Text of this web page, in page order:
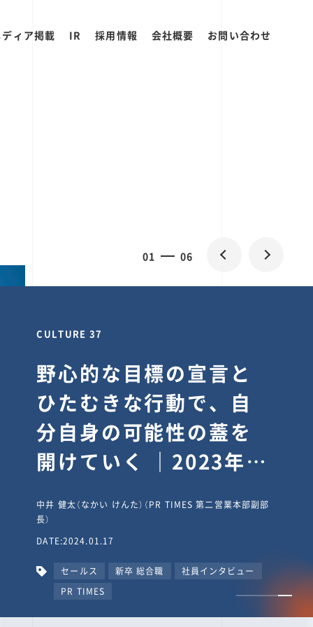
ィア掲載 IR 採用情報 会社概要 お問い合わせ
01 06
CULTURE 37
野心的な目標の宣言と
ひたむきな行動で、自
分自身の可能性の蓋を
開けていく ｜2023年度
タビュー #PR
TIMESな人たち
中井 健太（なかい けんた）（PR TIMES 第二営業本部副部
長）
DATE:2024.01.17
セールス 新卒 総合職
社員インタビュー
PR TIMES